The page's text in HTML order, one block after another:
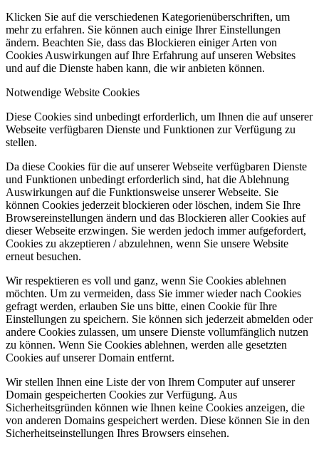
Klicken Sie auf die verschiedenen Kategorienüberschriften, um
mehr zu erfahren. Sie können auch einige Ihrer Einstellungen
ändern. Beachten Sie, dass das Blockieren einiger Arten von
Cookies Auswirkungen auf Ihre Erfahrung auf unseren Websites
und auf die Dienste haben kann, die wir anbieten können.
Notwendige Website Cookies
Diese Cookies sind unbedingt erforderlich, um Ihnen die auf unserer
Webseite verfügbaren Dienste und Funktionen zur Verfügung zu
stellen.
Da diese Cookies für die auf unserer Webseite verfügbaren Dienste
und Funktionen unbedingt erforderlich sind, hat die Ablehnung
Auswirkungen auf die Funktionsweise unserer Webseite. Sie
können Cookies jederzeit blockieren oder löschen, indem Sie Ihre
Browsereinstellungen ändern und das Blockieren aller Cookies auf
dieser Webseite erzwingen. Sie werden jedoch immer aufgefordert,
Cookies zu akzeptieren / abzulehnen, wenn Sie unsere Website
erneut besuchen.
Wir respektieren es voll und ganz, wenn Sie Cookies ablehnen
möchten. Um zu vermeiden, dass Sie immer wieder nach Cookies
gefragt werden, erlauben Sie uns bitte, einen Cookie für Ihre
Einstellungen zu speichern. Sie können sich jederzeit abmelden oder
andere Cookies zulassen, um unsere Dienste vollumfänglich nutzen
zu können. Wenn Sie Cookies ablehnen, werden alle gesetzten
Cookies auf unserer Domain entfernt.
Wir stellen Ihnen eine Liste der von Ihrem Computer auf unserer
Domain gespeicherten Cookies zur Verfügung. Aus
Sicherheitsgründen können wie Ihnen keine Cookies anzeigen, die
von anderen Domains gespeichert werden. Diese können Sie in den
Sicherheitseinstellungen Ihres Browsers einsehen.